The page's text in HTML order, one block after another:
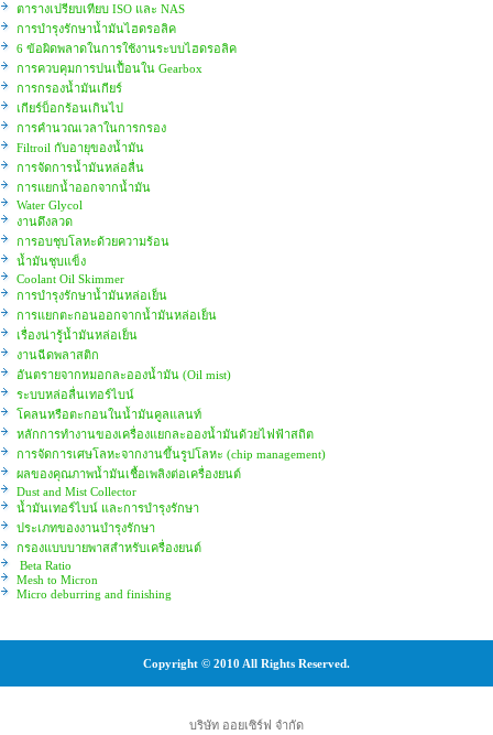
ตารางเปรียบเทียบ ISO และ NAS
การบำรุงรักษาน้ำมันไฮดรอลิค
6 ข้อผิดพลาดในการใช้งานระบบไฮดรอลิค
การควบคุมการปนเปื้อนใน Gearbox
การกรองน้ำมันเกียร์
เกียร์บ็อกร้อนเกินไป
การคำนวณเวลาในการกรอง
Filtroil กับอายุของน้ำมัน
การจัดการน้ำมันหล่อลื่น
การแยกน้ำออกจากน้ำมัน
Water Glycol
งานดึงลวด
การอบชุบโลหะด้วยความร้อน
น้ำมันชุบแข็ง
Coolant Oil Skimmer
การบำรุงรักษาน้ำมันหล่อเย็น
การแยกตะกอนออกจากน้ำมันหล่อเย็น
เรื่องน่ารู้น้ำมันหล่อเย็น
งานฉีดพลาสติก
อันตรายจากหมอกละอองน้ำมัน (Oil mist)
ระบบหล่อลื่นเทอร์ไบน์
โคลนหรือตะกอนในน้ำมันคูลแลนท์
หลักการทำงานของเครื่องแยกละอองน้ำมันด้วยไฟฟ้าสถิต
การจัดการเศษโลหะจากงานขึ้นรูปโลหะ (chip management)
ผลของคุณภาพน้ำมันเชื้อเพลิงต่อเครื่องยนต์
Dust and Mist Collector
น้ำมันเทอร์ไบน์ และการบำรุงรักษา
ประเภทของงานบำรุงรักษา
กรองแบบบายพาสสำหรับเครื่องยนต์
Beta Ratio
Mesh to Micron
Micro deburring and finishing
Copyright © 2010 All Rights Reserved.
บริษัท ออยเซิร์ฟ จำกัด